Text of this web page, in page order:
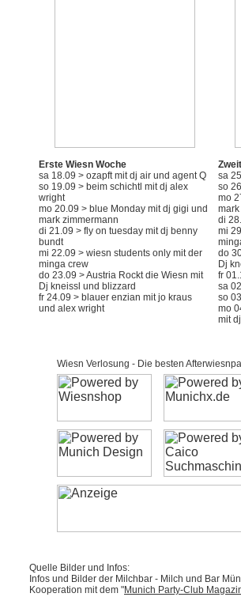
Erste Wiesn Woche
sa 18.09 > ozapft mit dj air und agent Q
so 19.09 > beim schichtl mit dj alex
wright
mo 20.09 > blue Monday mit dj gigi und
mark zimmermann
di 21.09 > fly on tuesday mit dj benny
bundt
mi 22.09 > wiesn students only mit der
minga crew
do 23.09 > Austria Rockt die Wiesn mit
Dj kneissl und blizzard
fr 24.09 > blauer enzian mit jo kraus
und alex wright
sa
so
mo
di
mi
do
Dj
fr
sa
so
mo
mit
Wiesn Verlosung - Die besten
Quelle Bilder und Infos:
Infos und Bilder der Milchbar - Milch und Bar
Kooperation mit dem "Munich Party-Club